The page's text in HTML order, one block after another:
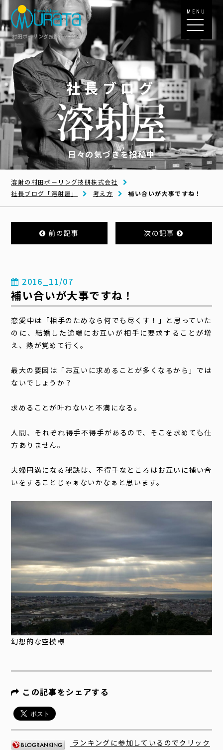
村田ボーリング技研株式会社
MENU
社長ブログ
日々の気づきを投稿中
溶射の村田ボーリング技研株式会社
社長ブログ「溶射屋」
考え方 補い合いが大事ですね！
前の記事 次の記事
2016_11/07
補い合いが大事ですね！
恋愛中は「相手のためなら何でも尽くす！」と思っていた
のに、結婚した途端にお互いが相手に要求することが増
え、熱が覚めて行く。
最大の要因は「お互いに求めることが多くなるから」では
ないでしょうか？
求めることが叶わないと不満になる。
人間、それぞれ得手不得手があるので、そこを求めても仕
方ありません。
夫婦円満になる秘訣は、不得手なところはお互いに補い合
いをすることじゃぁないかなぁと思います。
幻想的な空模様
この記事をシェアする
ランキングに参加しているのでクリック